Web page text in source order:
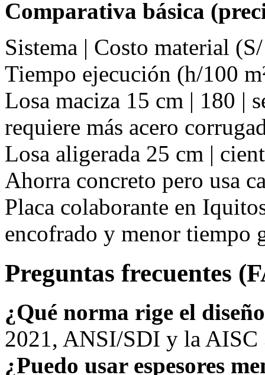
Comparativa básica
Sistema | Costo material
Tiempo ejecución (h/100
Losa maciza 15 cm | 180 |
requiere más acero
Losa aligerada 25 cm |
Ahorra concreto pero usa
Placa colaborante en
encofrado y menor tiempo
Preguntas frecuentes
¿Qué norma rige el
2021, ANSI/SDI y la AISC
¿Puedo usar espesores